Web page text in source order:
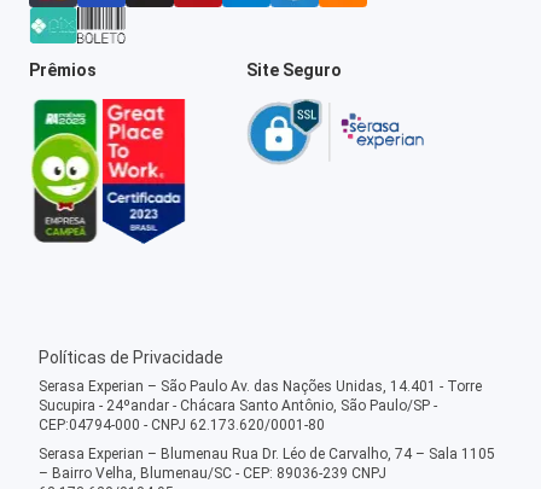
Prêmios Site Seguro
Políticas de Privacidade
Serasa Experian – São Paulo Av. das Nações Unidas, 14.401 - Torre
Sucupira - 24ºandar - Chácara Santo Antônio, São Paulo/SP -
CEP:04794-000 - CNPJ 62.173.620/0001-80
Serasa Experian – Blumenau Rua Dr. Léo de Carvalho, 74 – Sala 1105
– Bairro Velha, Blumenau/SC - CEP: 89036-239 CNPJ